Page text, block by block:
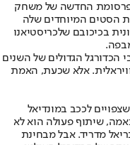
החדשה של משחק
הסטים המיוחדים שלה
בכיכובם שלכריסטיאנו
הכדורגל הגדולים של השנים
אלא שכעת, האמת
לככב במונדיאל
שיתוף פעולה הוא לא
מדריד. אבל מבחינת